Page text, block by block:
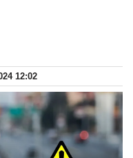
12:02